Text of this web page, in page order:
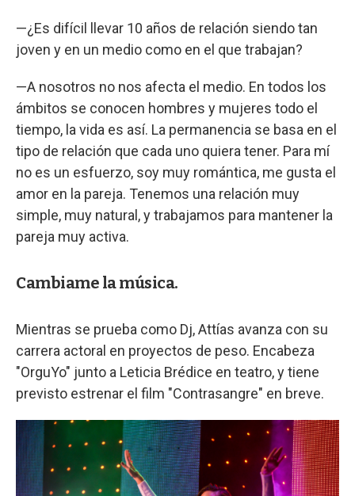
—¿Es difícil llevar 10 años de relación siendo tan
joven y en un medio como en el que trabajan?
—A nosotros no nos afecta el medio. En todos los
ámbitos se conocen hombres y mujeres todo el
tiempo, la vida es así. La permanencia se basa en el
tipo de relación que cada uno quiera tener. Para mí
no es un esfuerzo, soy muy romántica, me gusta el
amor en la pareja. Tenemos una relación muy
simple, muy natural, y trabajamos para mantener la
pareja muy activa.
Cambiame la música.
Mientras se prueba como Dj, Attías avanza con su
carrera actoral en proyectos de peso. Encabeza
"OrguYo" junto a Leticia Brédice en teatro, y tiene
previsto estrenar el film "Contrasangre" en breve.